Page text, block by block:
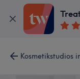
Kosmetikstudios